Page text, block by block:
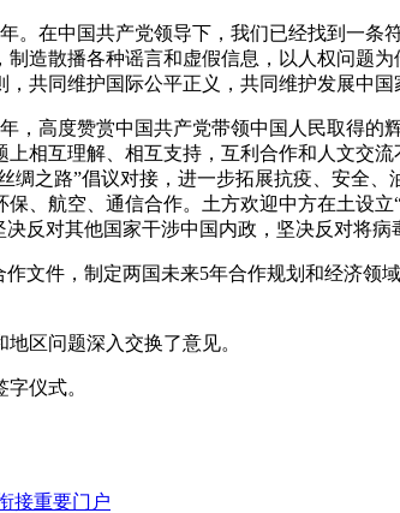
。在中国共产党领导下，我们已经找到一
造散播各种谣言和虚假信息，以人权问题
共同维护国际公平正义，共同维护发展中国
，高度赞赏中国共产党带领中国人民取得
相互理解、相互支持，互利合作和人文交
绸之路”倡议对接，进一步拓展抗疫、安全
、航空、通信合作。土方欢迎中方在土设
反对其他国家干涉中国内政，坚决反对将
文件，制定两国未来5年合作规划和经济
区问题深入交换了意见。
仪式。
接重要门户